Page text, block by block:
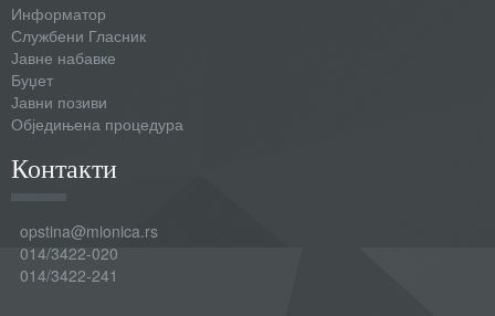
Информатор
Службени Гласник
Јавне набавке
Буџет
Јавни позиви
Обједињена процедура
Контакти
opstina@mionica.rs
014/3422-020
014/3422-241